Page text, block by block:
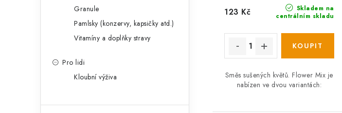
Granule
Pamlsky (konzervy, kapsičky atd.)
Vitamíny a doplňky stravy
Pro lidi
Kloubní výživa
Skladem na
centrálním skladu
123 Kč
Směs sušených květů. Flower Mix je
nabízen ve dvou variantách: